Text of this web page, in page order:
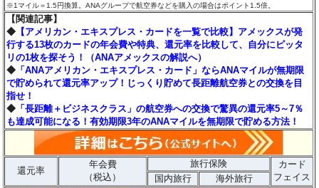
※1マイル＝1.5円換算。ANAグループで航空券などを購入の場合はポイント1.5倍。
【関連記事】
◆ 【アメリカン・エキスプレス・カードを一覧で比較】アメックスが発
行する13枚のカードの年会費や特典、還元率を比較して、自分にピッタ
リの1枚を探そう！（ANAアメックスの解説へ）
◆ 「ANAアメリカン・エキスプレス・カード」ならANAマイルが無期限
で貯められて還元率アップ！じっくり貯めて長距離航空券との交換を目
指せ！
◆ 「長距離＋ビジネスクラス」の航空券への交換で驚異の還元率5～7％
も達成可能になる！有効期限3年のANAマイルを無期限で貯める方法！
還元率
年会費
（税込）
旅行保険
カード
フェイス
国内旅行 海外旅行